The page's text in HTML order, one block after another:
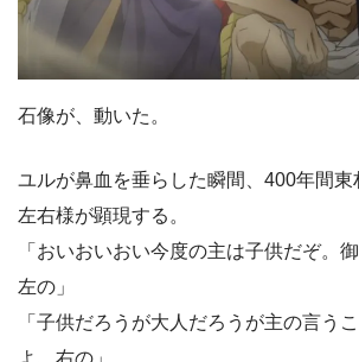
石像が、動いた。
ユルが鼻血を垂らした瞬間、400年間東
左右様が顕現する。
「おいおいおい今度の主は子供だぞ。
左の」
「子供だろうが大人だろうが主の言う
よ、右の」